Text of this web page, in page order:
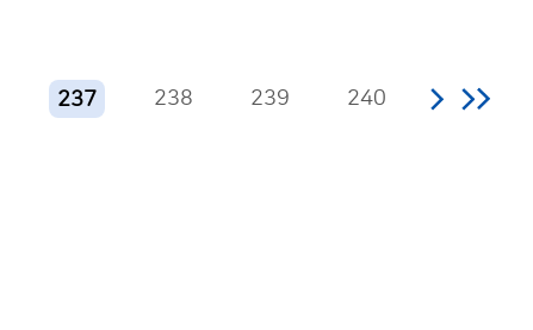
237 238 239 240